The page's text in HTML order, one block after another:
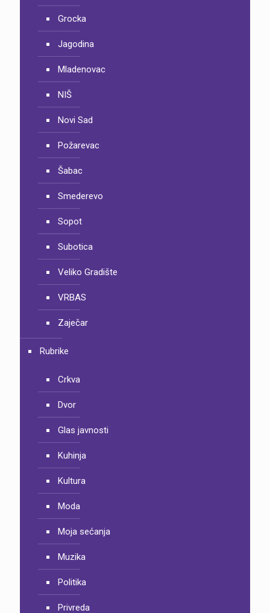
Grocka
Jagodina
Mladenovac
NIŠ
Novi Sad
Požarevac
Šabac
Smederevo
Sopot
Subotica
Veliko Gradište
VRBAS
Zaječar
Rubrike
Crkva
Dvor
Glas javnosti
Kuhinja
Kultura
Moda
Moja sećanja
Muzika
Politika
Privreda